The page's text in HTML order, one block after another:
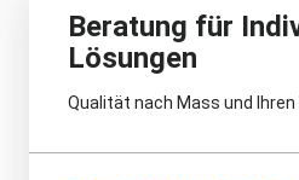
Beratung für
Lösungen
Qualität nach Mass und